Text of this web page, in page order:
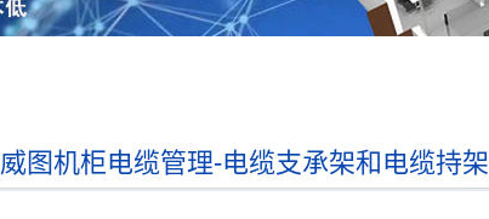
威图机柜电缆管理-电缆支承架和电缆持架